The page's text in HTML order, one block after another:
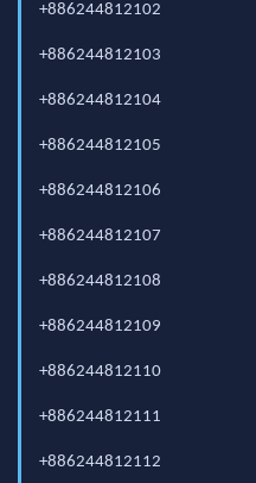
+886244812102
+886244812103
+886244812104
+886244812105
+886244812106
+886244812107
+886244812108
+886244812109
+886244812110
+886244812111
+886244812112